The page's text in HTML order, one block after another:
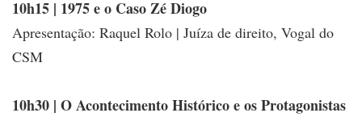
10h15 | 1975 e o Caso Zé Diogo
Apresentação: Raquel Rolo | Juíza de direito, Vogal do
CSM
10h30 | O Acontecimento Histórico e os Protagonistas